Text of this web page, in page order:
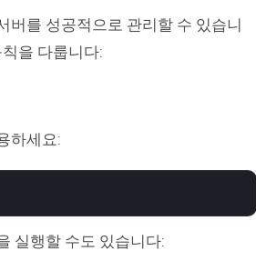
버를 성공적으로 관리할 수 있습니
을 다룹니다:
하세요:
실행할 수도 있습니다: